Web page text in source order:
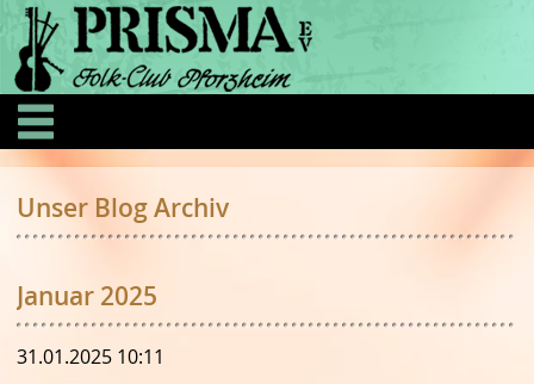
Unser Blog Archiv
Januar 2025
31.01.2025 10:11